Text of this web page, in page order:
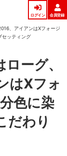
ログイン 会員登録
、アイアンはXフォージ
セッティング
ーグ、
はXフォ
色に染
だわり